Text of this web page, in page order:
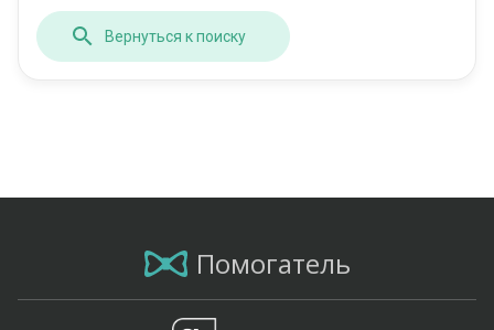
Вернуться к поиску
Помогатель